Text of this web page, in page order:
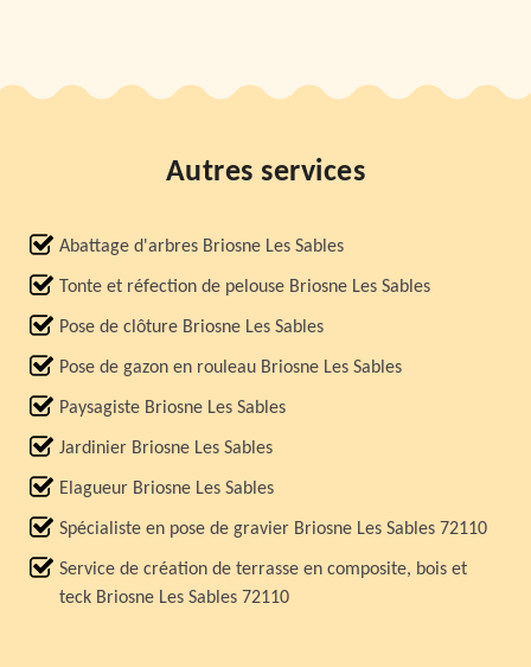
Autres services
Abattage d'arbres Briosne Les Sables
Tonte et réfection de pelouse Briosne Les Sables
Pose de clôture Briosne Les Sables
Pose de gazon en rouleau Briosne Les Sables
Paysagiste Briosne Les Sables
Jardinier Briosne Les Sables
Elagueur Briosne Les Sables
Spécialiste en pose de gravier Briosne Les Sables 72110
Service de création de terrasse en composite, bois et
teck Briosne Les Sables 72110